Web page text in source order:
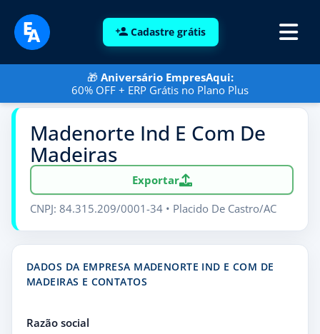
Cadastre grátis
🎁 Aniversário EmpresAqui:
60% OFF + ERP Grátis no Plano Plus
Madenorte Ind E Com De
Madeiras
Exportar
CNPJ: 84.315.209/0001-34 • Placido De Castro/AC
DADOS DA EMPRESA MADENORTE IND E COM DE
MADEIRAS E CONTATOS
Razão social